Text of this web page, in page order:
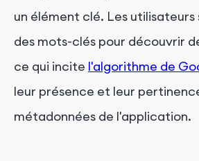
un élément clé. Les utilisateurs
des mots-clés pour découvrir
ce qui incite l'algorithme de
leur présence et leur
métadonnées de l'application.